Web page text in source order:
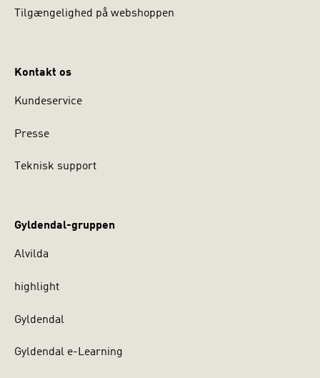
Tilgængelighed på webshoppen
Kontakt os
Kundeservice
Presse
Teknisk support
Gyldendal-gruppen
Alvilda
highlight
Gyldendal
Gyldendal e-Learning